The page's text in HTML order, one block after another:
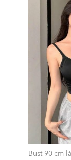
Bust 90 cm